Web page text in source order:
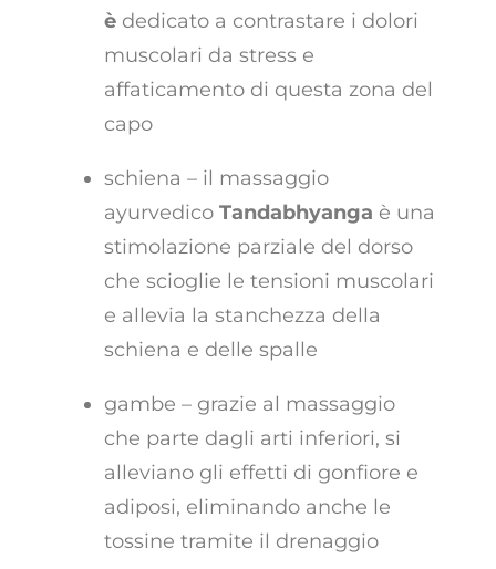
è dedicato a contrastare i dolori
muscolari da stress e
affaticamento di questa zona del
capo
schiena – il massaggio
ayurvedico Tandabhyanga è una
stimolazione parziale del dorso
che scioglie le tensioni muscolari
e allevia la stanchezza della
schiena e delle spalle
gambe – grazie al massaggio
che parte dagli arti inferiori, si
alleviano gli effetti di gonfiore e
adiposi, eliminando anche le
tossine tramite il drenaggio